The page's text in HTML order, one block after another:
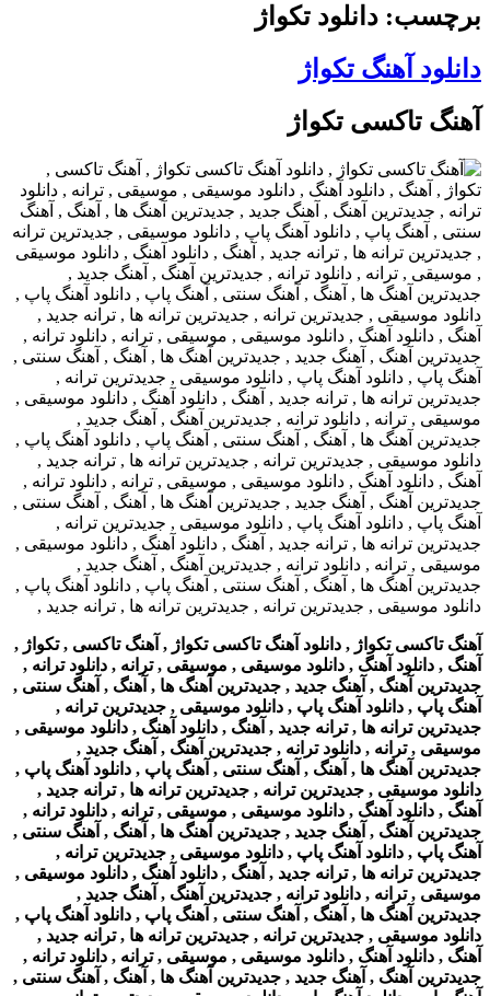
برچسب: دانلود تکواژ
دانلود آهنگ تکواژ
آهنگ تاکسی تکواژ
آهنگ تاکسی تکواژ , دانلود آهنگ تاکسی تکواژ , آهنگ تاکسی , تکواژ ,
آهنگ , دانلود آهنگ , دانلود موسیقی , موسیقی , ترانه , دانلود ترانه ,
جدیدترین آهنگ , آهنگ جدید , جدیدترین آهنگ ها , آهنگ , آهنگ سنتی ,
آهنگ پاپ , دانلود آهنگ پاپ , دانلود موسیقی , جدیدترین ترانه ,
جدیدترین ترانه ها , ترانه جدید , آهنگ , دانلود آهنگ , دانلود موسیقی ,
موسیقی , ترانه , دانلود ترانه , جدیدترین آهنگ , آهنگ جدید ,
جدیدترین آهنگ ها , آهنگ , آهنگ سنتی , آهنگ پاپ , دانلود آهنگ پاپ ,
دانلود موسیقی , جدیدترین ترانه , جدیدترین ترانه ها , ترانه جدید ,
آهنگ , دانلود آهنگ , دانلود موسیقی , موسیقی , ترانه , دانلود ترانه ,
جدیدترین آهنگ , آهنگ جدید , جدیدترین آهنگ ها , آهنگ , آهنگ سنتی ,
آهنگ پاپ , دانلود آهنگ پاپ , دانلود موسیقی , جدیدترین ترانه ,
جدیدترین ترانه ها , ترانه جدید , آهنگ , دانلود آهنگ , دانلود موسیقی ,
موسیقی , ترانه , دانلود ترانه , جدیدترین آهنگ , آهنگ جدید ,
جدیدترین آهنگ ها , آهنگ , آهنگ سنتی , آهنگ پاپ , دانلود آهنگ پاپ ,
دانلود موسیقی , جدیدترین ترانه , جدیدترین ترانه ها , ترانه جدید ,
آهنگ , دانلود آهنگ , دانلود موسیقی , موسیقی , ترانه , دانلود ترانه ,
جدیدترین آهنگ , آهنگ جدید , جدیدترین آهنگ ها , آهنگ , آهنگ سنتی ,